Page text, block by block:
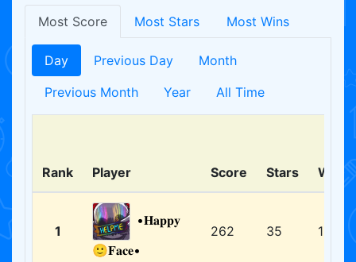
Most Score Most Stars Most Wins
Day Previous Day
Month
Previous Month
Year All Time
Rank Player Score Stars Wins
1
•𝐇𝐚𝐩𝐩𝐲
🙂𝐅𝐚𝐜𝐞•
262 35 19